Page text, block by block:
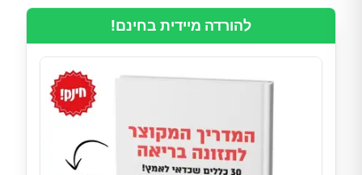
להורדה מיידית בחינם!